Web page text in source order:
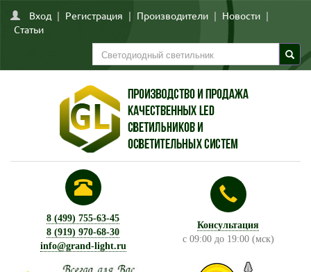
Вход | Регистрация | Производители | Новости |
Статьи
8 (499) 755-63-45
8 (919) 970-68-30
info@grand-light.ru
Консультация
с 09:00 до 19:00 (мск)